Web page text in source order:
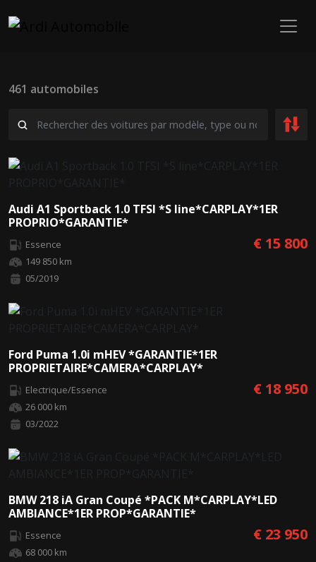
461 automobiles
Audi A1 Sportback 1.0 TFSI *S line*CARPLAY*1ER
PROPRIO*GARANTIE*
Essence
149 850 km
05/2019
€ 15 800
Ford Puma 1.0i mHEV *GARANTIE*1ER
PROPRIETAIRE*CAMERA*CARPLAY*
Electrique/Essence
26 000 km
03/2022
€ 18 950
BMW 218 iA Gran Coupé *PACK M*CARPLAY*LED
AMBIANCE*1ER PROP*GARANTIE*
Essence
68 000 km
€ 23 950